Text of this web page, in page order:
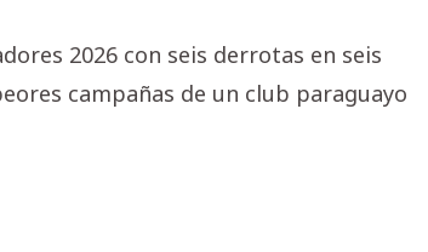
2026 con seis derrotas en seis
campañas de un club paraguayo